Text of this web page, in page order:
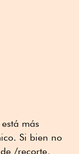
más
Si bien no
/recorte,